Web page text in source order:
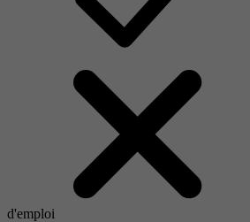
d'emploi